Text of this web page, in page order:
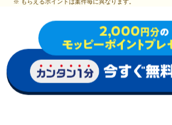
※ もらえるポイントは案件毎に異なります。